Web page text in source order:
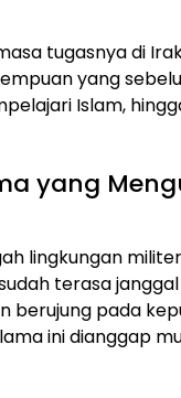
tugasnya di
yang
Islam,
yang
lingkungan
terasa janggal
berujung pada
ini dianggap